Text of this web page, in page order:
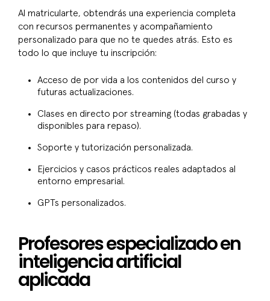
Al matricularte, obtendrás una experiencia completa
con recursos permanentes y acompañamiento
personalizado para que no te quedes atrás. Esto es
todo lo que incluye tu inscripción:
Acceso de por vida a los contenidos del curso y
futuras actualizaciones.
Clases en directo por streaming (todas grabadas y
disponibles para repaso).
Soporte y tutorización personalizada.
Ejercicios y casos prácticos reales adaptados al
entorno empresarial.
GPTs personalizados.
Profesores especializado en
inteligencia artificial
aplicada